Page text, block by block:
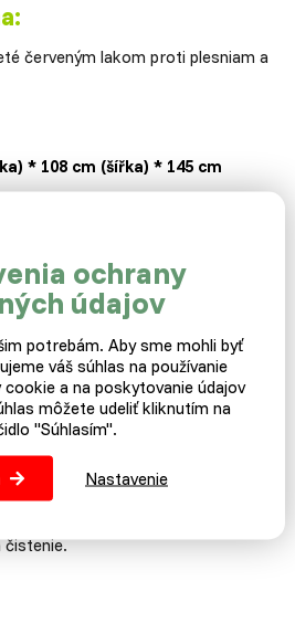
červeným lakom proti plesniam a
* 108 cm (šířka) * 145 cm
vlastná montáž.
8 ks.
strechou
vplyvom.
záhrady vo švédskom štýle.
čistenie.
ochrany
údajov
potrebám. Aby sme mohli byť
váš súhlas na používanie
a na poskytovanie údajov
môžete udeliť kliknutím na
"Súhlasím".
Nastavenie